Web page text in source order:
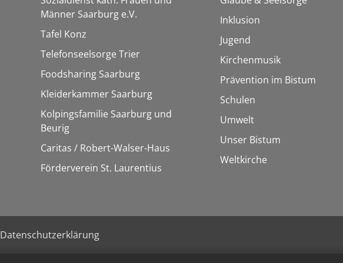
Männer Saarburg e.V.
Tafel Konz
Telefonseelsorge Trier
Foodsharing Saarburg
Kleiderkammer Saarburg
Kolpingsfamilie Saarburg und
Beurig
Caritas / Robert-Walser-Haus
Förderverein St. Laurentius
Inklusion
Jugend
Kirchenmusik
Prävention im Bistum
Schulen
Umwelt
Unser Bistum
Weltkirche
Datenschutzerklärung